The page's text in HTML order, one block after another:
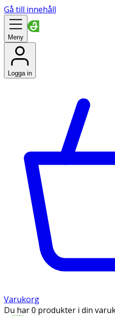
Gå till innehåll
Meny
Logga in
Varukorg
Du har 0 produkter i din